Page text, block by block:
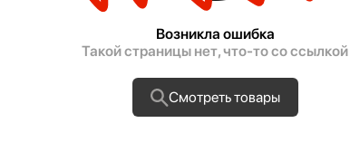
Возникла ошибка
Такой страницы нет, что-то со ссылкой
Смотреть товары